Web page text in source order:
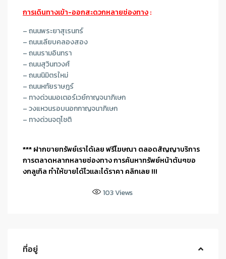
การเดินทางเข้า-ออกสะดวกหลายช่องทาง:
– ถนนพระยาสุเรนทร์
– ถนนเลียบคลองสอง
– ถนนรามอินทรา
– ถนนสุวินทวงศ์
– ถนนนิมิตรใหม่
– ถนนหทัยราษฎร์
– ทางด่วนมอเตอร์เวย์กาญจนาภิเษก
– วงแหวนรอบนอกกาญจนาภิเษก
– ทางด่วนจตุโชติ
*** ฝากขายทรัพย์เราได้เลย ฟรีโฆษณา ตลอดสัญญาบริการ
การตลาดหลากหลายช่องทาง การค้นหาทรัพย์หน้าต้นๆขอ
งกลูเกิล ทำให้ขายได้ไวและได้ราคา คลิกเลย !!!
103Views
ที่อยู่